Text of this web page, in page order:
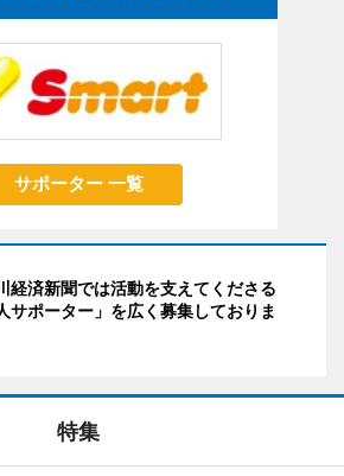
サポーター 一覧
経済新聞では活動を支えてくださる
サポーター」を広く募集しておりま
特集